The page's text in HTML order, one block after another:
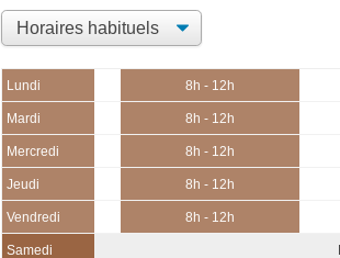
Lundi 8h - 12h
Mardi 8h - 12h
Mercredi 8h - 12h
Jeudi 8h - 12h
Vendredi 8h - 12h
Samedi